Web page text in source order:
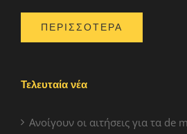
ΠΕΡΙΣΣΟΤΕΡΑ
Τελευταία νέα
Ανοίγουν οι αιτήσεις για τα de